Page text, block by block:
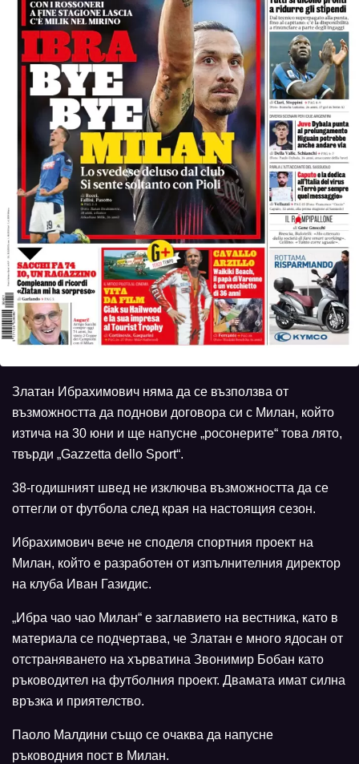
Златан Ибрахимович няма да се възползва от
възможността да поднови договора си с Милан, който
изтича на 30 юни и ще напусне „росонерите“ това лято,
твърди „Gazzetta dello Sport“.
38-годишният швед не изключва възможността да се
оттегли от футбола след края на настоящия сезон.
Ибрахимович вече не споделя спортния проект на
Милан, който е разработен от изпълнителния директор
на клуба Иван Газидис.
„Ибра чао чао Милан“ е заглавието на вестника, като в
материала се подчертава, че Златан е много ядосан от
отстраняването на хърватина Звонимир Бобан като
ръководител на футболния проект. Двамата имат силна
връзка и приятелство.
Паоло Малдини също се очаква да напусне
ръководния пост в Милан.